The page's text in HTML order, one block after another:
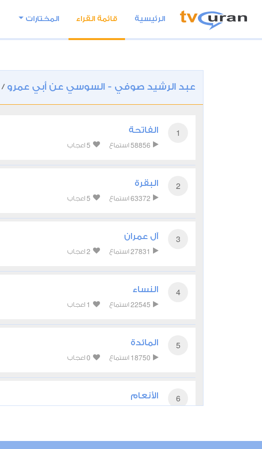
الرئيسية قائمة القراء المختارات
عبد الرشيد صوفي - السوسي عن أبي عمرو /
1 الفاتحة
58856 استماع 5 اعجاب
2 البقرة
63372 استماع 5 اعجاب
3 آل عمران
27831 استماع 2 اعجاب
4 النساء
22545 استماع 1 اعجاب
5 المائدة
18750 استماع 0 اعجاب
6 الأنعام